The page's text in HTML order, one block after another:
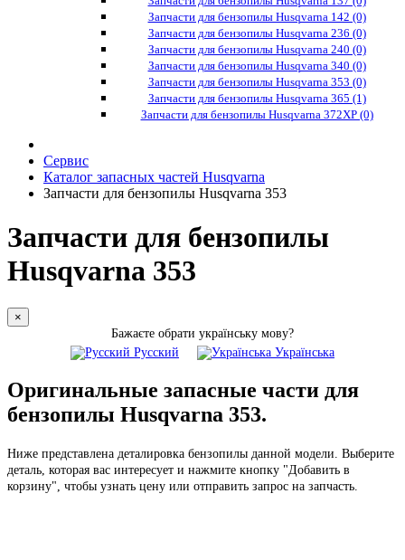
Запчасти для бензопилы Husqvarna 142 (0)
Запчасти для бензопилы Husqvarna 236 (0)
Запчасти для бензопилы Husqvarna 240 (0)
Запчасти для бензопилы Husqvarna 340 (0)
Запчасти для бензопилы Husqvarna 353 (0)
Запчасти для бензопилы Husqvarna 365 (1)
Запчасти для бензопилы Husqvarna 372XP (0)
Сервис
Каталог запасных частей Husqvarna
Запчасти для бензопилы Husqvarna 353
Запчасти для бензопилы
Husqvarna 353
×
Бажаєте обрати українську мову?
Русский
Українська
Оригинальные запасные части для
бензопилы Husqvarna 353.
Ниже представлена деталировка бензопилы данной модели. Выберите
деталь, которая вас интересует и нажмите кнопку "Добавить в
корзину", чтобы узнать цену или отправить запрос на запчасть.